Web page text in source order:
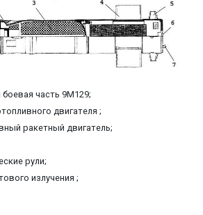
боевая часть 9М129;
двигателя ;
ракетный двигатель;
рули;
излучения ;